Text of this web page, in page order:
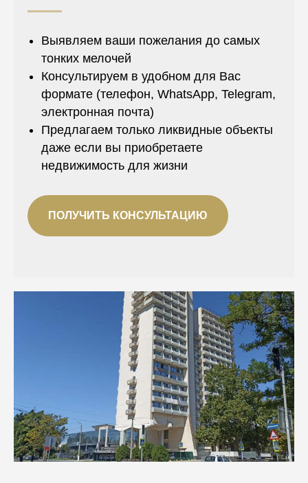
Выявляем ваши пожелания до самых
тонких мелочей
Консультируем в удобном для Вас
формате (телефон, WhatsApp, Telegram,
электронная почта)
Предлагаем только ликвидные объекты
даже если вы приобретаете
недвижимость для жизни
ПОЛУЧИТЬ КОНСУЛЬТАЦИЮ